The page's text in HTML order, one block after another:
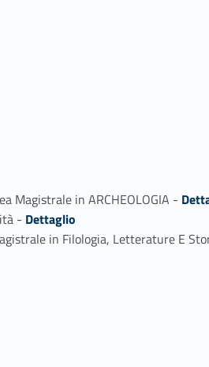
Magistrale in ARCHEOLOGIA - Link identifier #identifier_person_143310-2
- Link identifier #identifier_person_65667-3
Dettaglio
in Filologia, Letterature E